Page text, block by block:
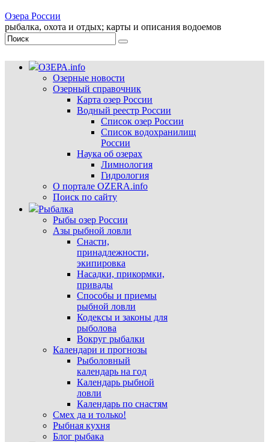
Озера России
рыбалка, охота и отдых; карты и описания водоемов
ОЗЕРА.info
Озерные новости
Озерный справочник
Карта озер России
Водный реестр России
Список озер России
Список водохранилищ
России
Наука об озерах
Лимнология
Гидрология
О портале OZERA.info
Поиск по сайту
Рыбалка
Рыбы озер России
Азы рыбной ловли
Снасти,
принадлежности,
экипировка
Насадки, прикормки,
привады
Способы и приемы
рыбной ловли
Кодексы и законы для
рыболова
Вокруг рыбалки
Календари и прогнозы
Рыболовный
календарь на год
Календарь рыбной
ловли
Календарь по снастям
Смех да и только!
Рыбная кухня
Блог рыбака